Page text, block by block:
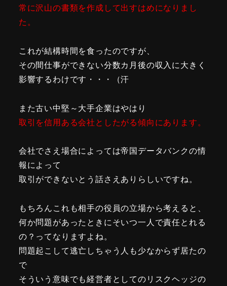
常に沢山の書類を作成して出すはめになりまし
た。
これが結構時間を食ったのですが、
その間仕事ができない分数カ月後の収入に大きく
影響するわけです・・・（汗
また古い中堅～大手企業はやはり
取引を信用ある会社としたがる傾向にあります。
会社でさえ場合によっては帝国データバンクの情
報によって
取引ができないとう話さえありらしいですね。
もちろんこれも相手の役員の立場から考えると、
何か問題があったときにそいつ一人で責任とれる
の？ってなりますよね。
問題起こして逃亡しちゃう人も少なからず居たの
で
そういう意味でも経営者としてのリスクヘッジの